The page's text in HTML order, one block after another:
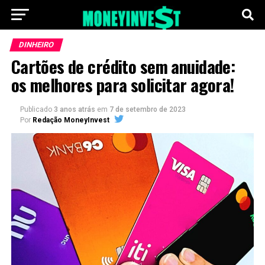
DINHEIRO
Cartões de crédito sem anuidade:
os melhores para solicitar agora!
Publicado 3 anos atrás em 7 de setembro de 2023
Por Redação MoneyInvest